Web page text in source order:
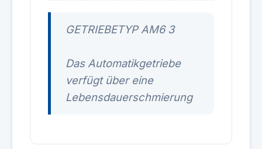
GETRIEBETYP AM6 3
Das Automatikgetriebe
verfügt über eine
Lebensdauerschmierung